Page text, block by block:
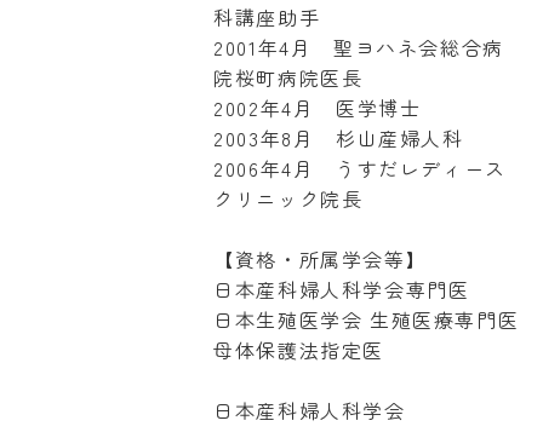
科講座助手
2001年4月 聖ヨハネ会総合病
院桜町病院医長
2002年4月 医学博士
2003年8月 杉山産婦人科
2006年4月 うすだレディース
クリニック院長
【資格・所属学会等】
日本産科婦人科学会専門医
日本生殖医学会 生殖医療専門医
母体保護法指定医
日本産科婦人科学会